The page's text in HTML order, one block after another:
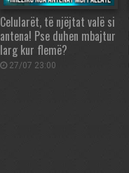
Celularët, të njëjtat valë si
antena! Pse duhen mbajtur
larg kur flemë?
27/07 23:00